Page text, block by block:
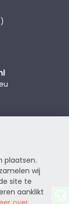
plaatsen.
wij
site te
aanklikt